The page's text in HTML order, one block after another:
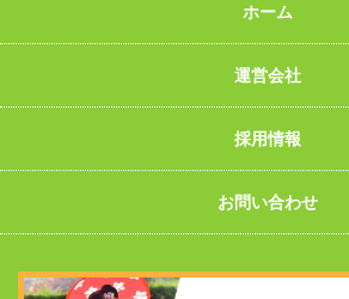
ホーム
運営会社
採用情報
お問い合わせ